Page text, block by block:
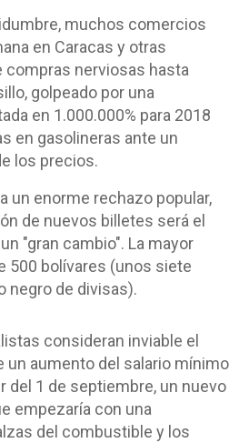
muchos comercios
en Caracas y otras
compras nerviosas hasta
golpeado por una
en 1.000.000% para 2018
en gasolineras ante un
los precios.
un enorme rechazo popular,
de nuevos billetes será el
"gran cambio". La mayor
500 bolívares (unos siete
negro de divisas).
consideran inviable el
un aumento del salario mínimo
del 1 de septiembre, un nuevo
empezaría con una
del combustible y los